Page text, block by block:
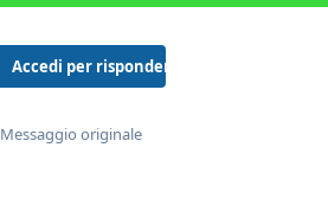
Accedi per rispondere
Messaggio originale